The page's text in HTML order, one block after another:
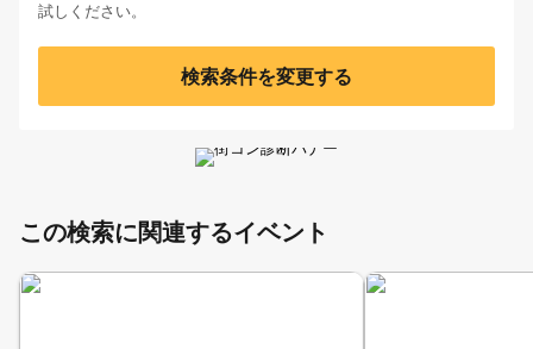
試しください。
検索条件を変更する
この検索に関連するイベント